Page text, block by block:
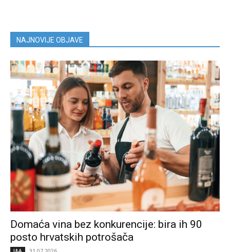
NAJNOVIJE OBJAVE
Domaća vina bez konkurencije: bira ih 90
posto hrvatskih potrošača